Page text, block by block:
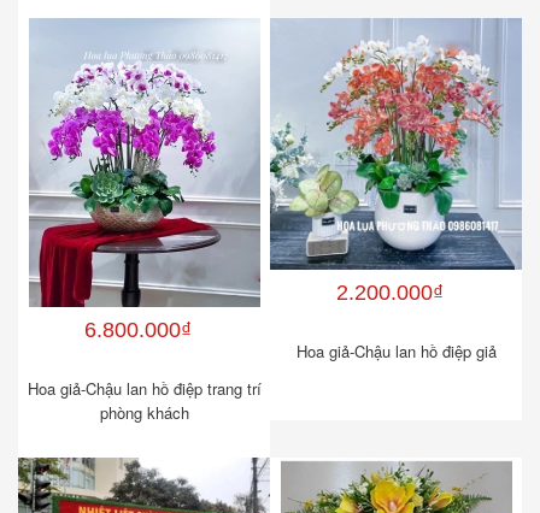
6.800.000₫
Hoa giả-Chậu lan hồ điệp trang trí
phòng khách
2.200.000₫
Hoa giả-Chậu lan hồ điệp giả